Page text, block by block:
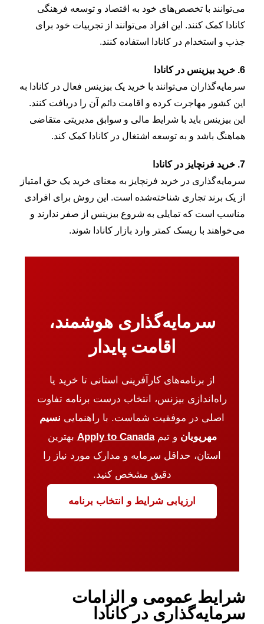
می‌توانند با تخصص‌های خود به اقتصاد و توسعه فرهنگی
کانادا کمک کنند. این افراد می‌توانند از تجربیات خود برای
جذب و استخدام در کانادا استفاده کنند.
6. خرید بیزینس در کانادا
سرمایه‌گذاران می‌توانند با خرید یک بیزینس فعال در کانادا به
این کشور مهاجرت کرده و اقامت دائم آن را دریافت کنند.
این بیزینس باید با شرایط مالی و سوابق مدیریتی متقاضی
هماهنگ باشد و به توسعه اشتغال در کانادا کمک کند.
7. خرید فرنچایز در کانادا
سرمایه‌گذاری در خرید فرنچایز به معنای خرید یک حق امتیاز
از یک برند تجاری شناخته‌شده است. این روش برای افرادی
مناسب است که تمایلی به شروع بیزینس از صفر ندارند و
می‌خواهند با ریسک کمتر وارد بازار کانادا شوند.
سرمایه‌گذاری هوشمند،
اقامت پایدار
از برنامه‌های کارآفرینی استانی تا خرید یا
راه‌اندازی بیزنس، انتخاب درست برنامه تفاوت
اصلی در موفقیت شماست. با راهنمایی نسیم
مهرپویان و تیمApply to Canada بهترین
استان، حداقل سرمایه و مدارک مورد نیاز را
دقیق مشخص کنید.
ارزیابی شرایط و انتخاب برنامه
شرایط عمومی و الزامات
سرمایه‌گذاری در کانادا